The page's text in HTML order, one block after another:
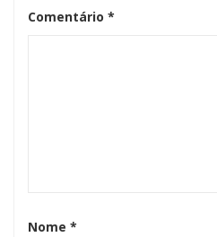
Comentário *
Nome *